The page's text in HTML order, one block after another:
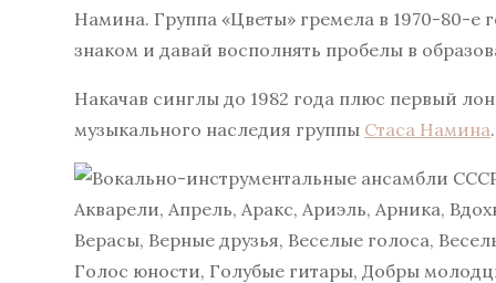
Намина. Группа «Цветы» гремела в 1970-80-е
знаком и давай восполнять пробелы в
Накачав синглы до 1982 года плюс первый
музыкального наследия группы Стаса Намина.